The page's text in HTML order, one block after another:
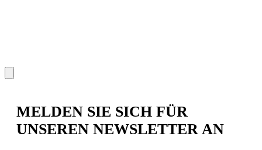
MELDEN SIE SICH FÜR
UNSEREN NEWSLETTER AN